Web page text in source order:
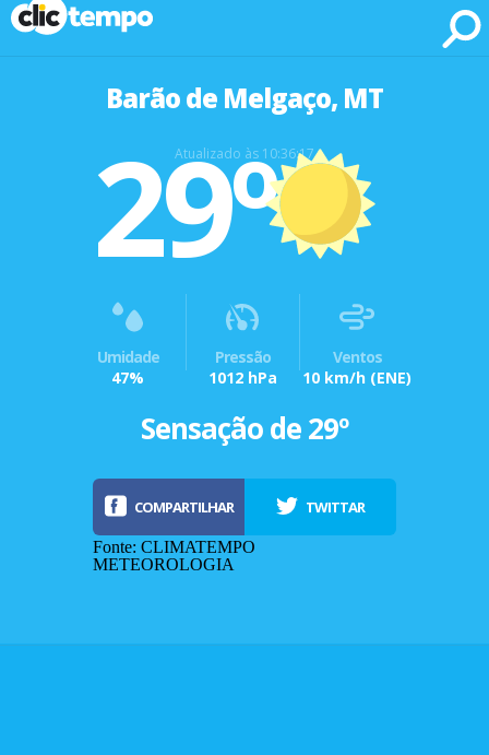
Barão de Melgaço, MT
Fonte: CLIMATEMPO METEOROLOGIA
Atualizado às 10:36:17
29º
Umidade
47%
Pressão
1012 hPa
Ventos
10 km/h (ENE)
Sensação de 29º
COMPARTILHAR TWITTAR
Fonte: CLIMATEMPO
METEOROLOGIA